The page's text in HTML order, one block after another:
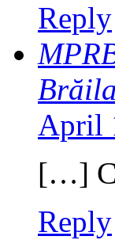
Reply
Brăila
April
[…]
Reply